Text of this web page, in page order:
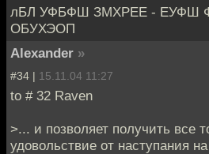
лБЛ УФБФШ ЗМХРЕЕ - ЕУФШ
ОБУХЭОП
Alexander »
#34 | 15.11.04 11:27
to # 32 Raven
>... и позволяет получить все
удовольствие от наступания